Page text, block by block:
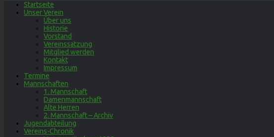
Startseite
Unser Verein
Über uns
Historie
Vorstand
Vereinssatzung
Mitglied werden
Kontakt
Impressum
Termine
Mannschaften
1. Mannschaft
Damenmannschaft
Alte Herren
2. Mannschaft – Archiv
Jugendabteilung
Vereins-Chronik